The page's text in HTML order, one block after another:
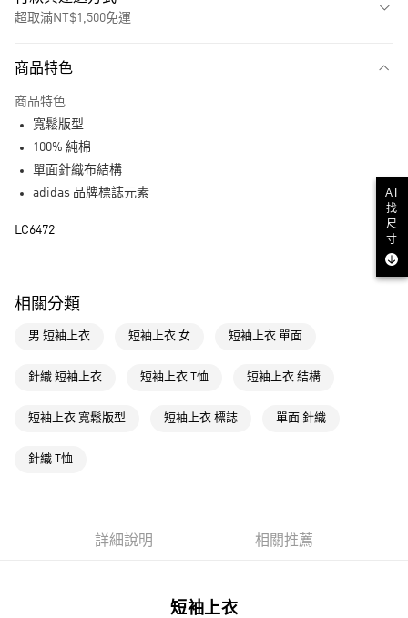
超取滿NT$1,500免運
LINE Pay
運送方式
付款後全家取貨
每筆NT$80，滿NT$1,500(含以上)免運費
萊爾富取貨付款
每筆NT$80，滿NT$1,500(含以上)免運費
付款後7-11取貨
商品特色
商品特色
寬鬆版型
100% 純棉
單面針織布結構
adidas 品牌標誌元素
LC6472
相關分類
男 短袖上衣 短袖上衣 女 短袖上衣 單面
針織 短袖上衣 短袖上衣 T恤 短袖上衣 結構
短袖上衣 寬鬆版型 短袖上衣 標誌 單面 針織
針織 T恤
詳細說明 相關推薦
短袖上衣
AI
找
尺
寸